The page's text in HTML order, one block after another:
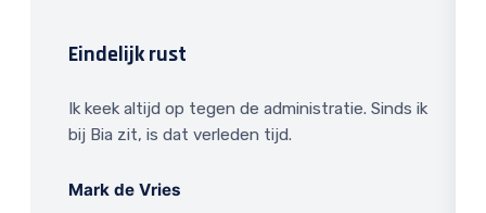
Eindelijk rust
Ik keek altijd op tegen de administratie. Sinds ik
bij Bia zit, is dat verleden tijd.
Mark de Vries